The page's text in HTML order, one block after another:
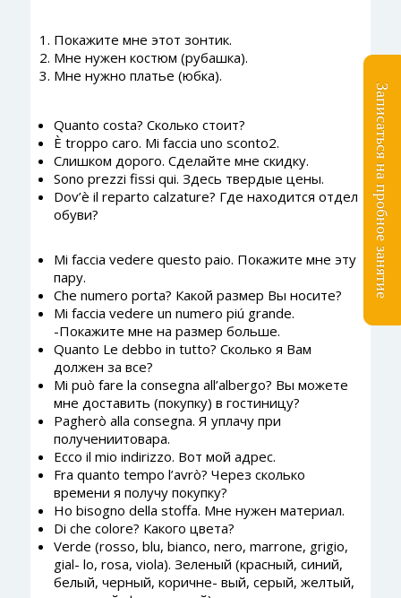
Покажите мне этот зонтик.
Мне нужен костюм (рубашка).
Мне нужно платье (юбка).
Quanto costa? Сколько стоит?
È troppo caro. Mi faccia uno sconto2.
Слишком дорого. Сделайте мне скидку.
Sono prezzi fissi qui. Здесь твердые цены.
Dov’è il reparto calzature? Где находится отдел
обуви?
Mi faccia vedere questo paio. Покажите мне эту
пару.
Che numero porta? Какой размер Вы носите?
Mi faccia vedere un numero piú grande.
-Покажите мне на размер больше.
Quanto Le debbo in tutto? Сколько я Вам
должен за все?
Mi può fare la consegna all’albergo? Вы можете
мне доставить (покупку) в гостиницу?
Pagherò alla consegna. Я уплачу при
получениитовара.
Ecco il mio indirizzo. Вот мой адрес.
Fra quanto tempo l’avrò? Через сколько
времени я получу покупку?
Ho bisogno della stoffa. Мне нужен материал.
Di che colore? Какого цвета?
Verde (rosso, blu, bianco, nero, marrone, grigio,
gial- lo, rosa, viola). Зеленый (красный, синий,
белый, черный, коричне- вый, серый, желтый,
Записаться на пробное занятие